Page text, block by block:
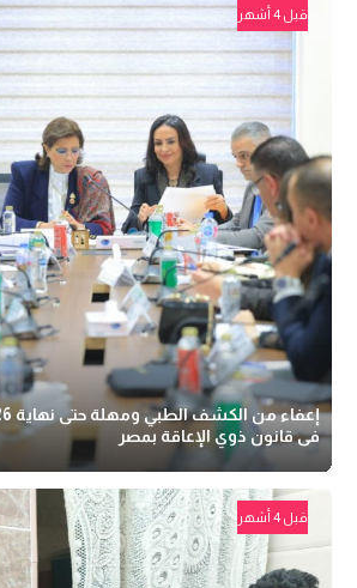
قبل 4 أشهر
فى قانون ذوي الإعاقة بمصر
قبل 4 أشهر